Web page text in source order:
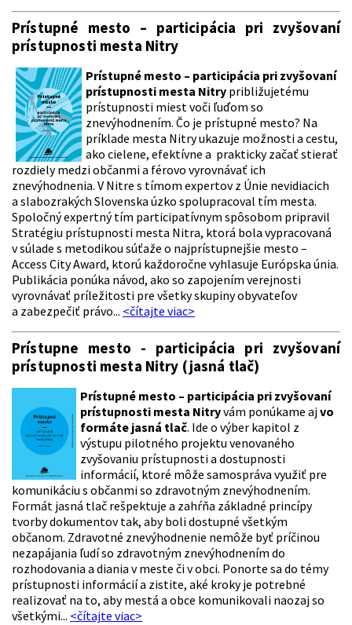
Prístupné mesto – participácia pri zvyšovaní
prístupnosti mesta Nitry
Prístupné mesto – participácia pri zvyšovaní
prístupnosti mesta Nitry približujetému
prístupnosti miest voči ľuďom so
znevýhodnením. Čo je prístupné mesto? Na
príklade mesta Nitry ukazuje možnosti a cestu,
ako cielene, efektívne a prakticky začať stierať
rozdiely medzi občanmi a férovo vyrovnávať ich
znevýhodnenia. V Nitre s tímom expertov z Únie nevidiacich
a slabozrakých Slovenska úzko spolupracoval tím mesta.
Spoločný expertný tím participatívnym spôsobom pripravil
Stratégiu prístupnosti mesta Nitra, ktorá bola vypracovaná
v súlade s metodikou súťaže o najprístupnejšie mesto –
Access City Award, ktorú každoročne vyhlasuje Európska únia.
Publikácia ponúka návod, ako so zapojením verejnosti
vyrovnávať príležitosti pre všetky skupiny obyvateľov
a zabezpečiť právo... <čítajte viac>
Prístupne mesto - participácia pri zvyšovaní
prístupnosti mesta Nitry (jasná tlač)
Prístupné mesto – participácia pri zvyšovaní
prístupnosti mesta Nitryvám ponúkame ajvo
formáte jasná tlač. Ide o výber kapitol z
výstupu pilotného projektu venovaného
zvyšovaniu prístupnosti a dostupnosti
informácií, ktoré môže samospráva využiť pre
komunikáciu s občanmi so zdravotným znevýhodnením.
Formát jasná tlač rešpektuje a zahŕňa základné princípy
tvorby dokumentov tak, aby boli dostupné všetkým
občanom. Zdravotné znevýhodnenie nemôže byť príčinou
nezapájania ľudí so zdravotným znevýhodnením do
rozhodovania a diania v meste či v obci. Ponorte sa do témy
prístupnosti informácií a zistite, aké kroky je potrebné
realizovať na to, aby mestá a obce komunikovali naozaj so
všetkými... <čítajte viac>